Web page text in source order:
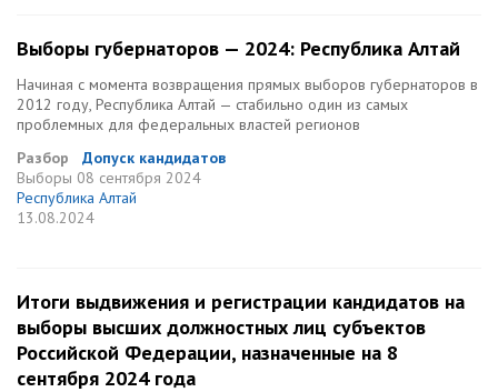
Выборы губернаторов — 2024: Республика Алтай
Начиная с момента возвращения прямых выборов губернаторов в
2012 году, Республика Алтай — стабильно один из самых
проблемных для федеральных властей регионов
Разбор
Допуск кандидатов
Выборы 08 сентября 2024
Республика Алтай
13.08.2024
Итоги выдвижения и регистрации кандидатов на
выборы высших должностных лиц субъектов
Российской Федерации, назначенные на 8
сентября 2024 года